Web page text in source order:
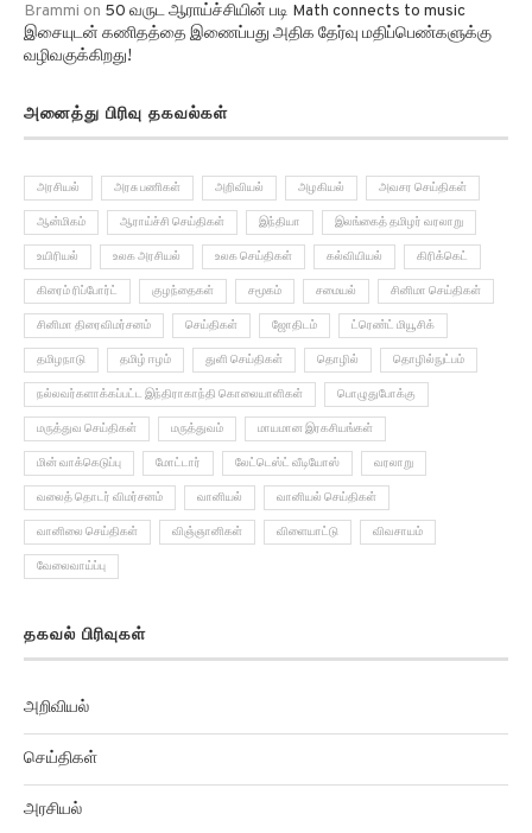
Brammi on 50 வருட ஆராய்ச்சியின் படி Math connects to music
இசையுடன் கணிதத்தை இணைப்பது அதிக தேர்வு மதிப்பெண்களுக்கு
வழிவகுக்கிறது!
அனைத்து பிரிவு தகவல்கள்
அரசியல் அரசு பணிகள் அறிவியல் அழகியல் அவசர செய்திகள்
ஆன்மிகம் ஆராய்ச்சி செய்திகள் இந்தியா இலங்கைத் தமிழர் வரலாறு
உயிரியல் உலக அரசியல் உலக செய்திகள் கல்வியியல் கிரிக்கெட்
கிரைம் ரிப்போர்ட் குழந்தைகள் சமூகம் சமையல் சினிமா செய்திகள்
சினிமா திரைவிமர்சனம் செய்திகள் ஜோதிடம் ட்ரெண்ட் மியூசிக்
தமிழநாடு தமிழ் ஈழம் துளி செய்திகள் தொழில் தொழில்நுட்பம்
நல்லவர்களாக்கப்பட்ட இந்திராகாந்தி கொலையாளிகள் பொழுதுபோக்கு
மருத்துவ செய்திகள் மருத்துவம் மாயமான இரகசியங்கள்
மின் வாக்கெடுப்பு மோட்டார் லேட்டெஸ்ட் வீடியோஸ் வரலாறு
வலைத் தொடர் விமர்சனம் வானியல் வானியல் செய்திகள்
வானிலை செய்திகள் விஞ்ஞானிகள் விளையாட்டு விவசாயம்
வேலைவாய்ப்பு
தகவல் பிரிவுகள்
அறிவியல்
செய்திகள்
அரசியல்